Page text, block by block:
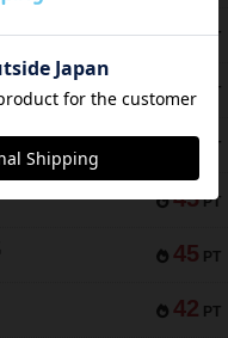
46 PT
PT
45 PT
45 PT
45 PT
42 PT